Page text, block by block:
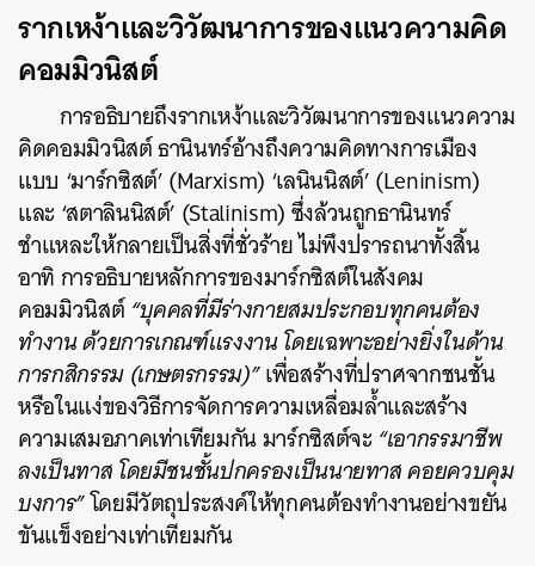
รากเหง้าและวิวัฒนาการของแนวความคิด
คอมมิวนิสต์
การอธิบายถึงรากเหง้าและวิวัฒนาการของแนวความ
คิดคอมมิวนิสต์ ธานินทร์อ้างถึงความคิดทางการเมือง
แบบ ‘มาร์กซิสต์’ (Marxism) ‘เลนินนิสต์’ (Leninism)
และ ‘สตาลินนิสต์’ (Stalinism)ซึ่งล้วนถูกธานินทร์
ชำแหละให้กลายเป็นสิ่งที่ชั่วร้าย ไม่พึงปรารถนาทั้งสิ้น
อาทิ การอธิบายหลักการของมาร์กซิสต์ในสังคม
คอมมิวนิสต์“บุคคลที่มีร่างกายสมประกอบทุกคนต้อง
ทำงาน ด้วยการเกณฑ์แรงงาน โดยเฉพาะอย่างยิ่งในด้าน
การกสิกรรม (เกษตรกรรม)”เพื่อสร้างที่ปราศจากชนชั้น
หรือในแง่ของวิธีการจัดการความเหลื่อมล้ำและสร้าง
ความเสมอภาคเท่าเทียมกัน มาร์กซิสต์จะ “เอากรรมาชีพ
ลงเป็นทาส โดยมีชนชั้นปกครองเป็นนายทาส คอยควบคุม
บงการ”โดยมีวัตถุประสงค์ให้ทุกคนต้องทำงานอย่างขยัน
ขันแข็งอย่างเท่าเทียมกัน